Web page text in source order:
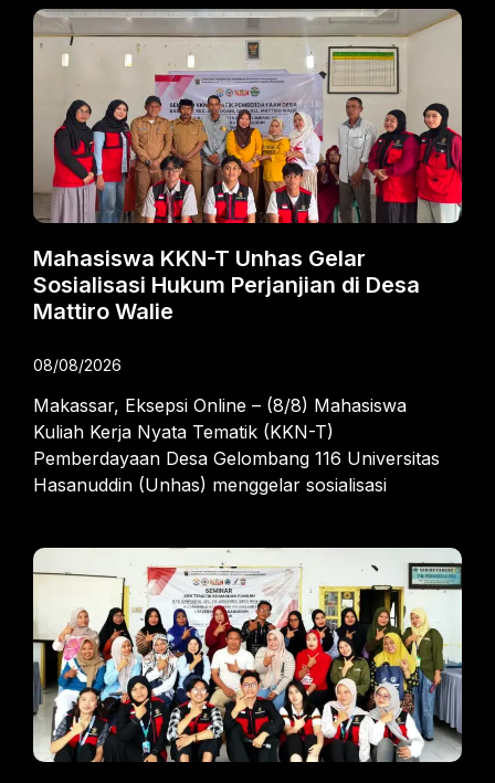
Mahasiswa KKN-T Unhas Gelar
Sosialisasi Hukum Perjanjian di Desa
Mattiro Walie
08/08/2026
Makassar, Eksepsi Online – (8/8) Mahasiswa
Kuliah Kerja Nyata Tematik (KKN-T)
Pemberdayaan Desa Gelombang 116 Universitas
Hasanuddin (Unhas) menggelar sosialisasi